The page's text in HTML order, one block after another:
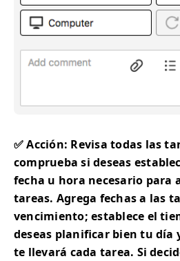
✅ Acción: Revisa todas las
comprueba si deseas
fecha u hora necesario para
tareas. Agrega fechas a las
vencimiento; establece el
deseas planificar bien tu día
te llevará cada tarea. Si